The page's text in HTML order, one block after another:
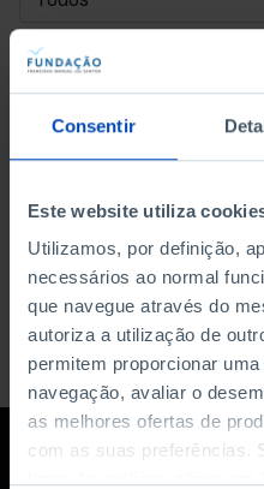
Consentir
Este website utiliza
Utilizamos, por definição,
necessários ao normal
que navegue através do
autoriza a utilização de
permitem proporcionar
navegação, avaliar o
as melhores ofertas de
com as suas preferências.
DATA DE INÍCIO
DATA DE FIM